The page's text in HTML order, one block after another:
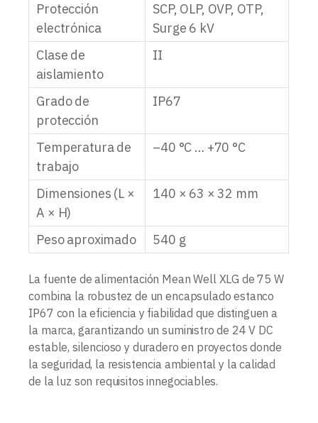
Protección
electrónica
SCP, OLP, OVP, OTP,
Surge 6 kV
Clase de
aislamiento
II
Grado de
protección
IP67
Temperatura de
trabajo
–40 °C … +70 °C
Dimensiones (L ×
A × H)
140 × 63 × 32 mm
Peso aproximado 540 g
La fuente de alimentación Mean Well XLG de 75 W
combina la robustez de un encapsulado estanco
IP67 con la eficiencia y fiabilidad que distinguen a
la marca, garantizando un suministro de 24 V DC
estable, silencioso y duradero en proyectos donde
la seguridad, la resistencia ambiental y la calidad
de la luz son requisitos innegociables.